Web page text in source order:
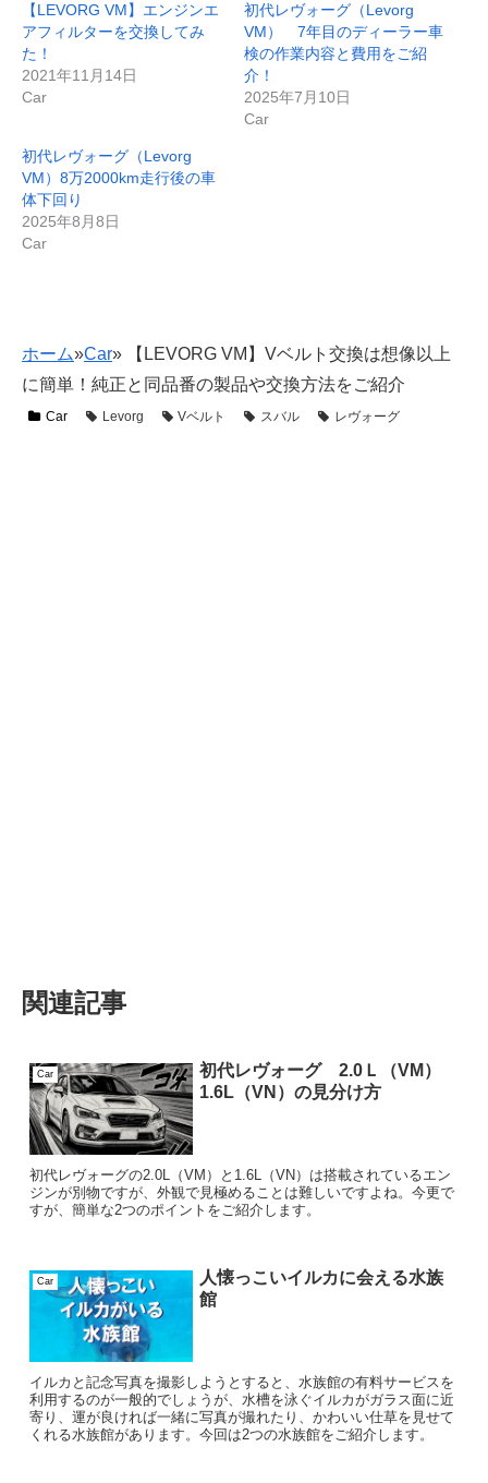
【LEVORG VM】エンジンエ
アフィルターを交換してみ
た！
2021年11月14日
Car
初代レヴォーグ（Levorg
VM） 7年目のディーラー車
検の作業内容と費用をご紹
介！
2025年7月10日
Car
初代レヴォーグ（Levorg
VM）8万2000km走行後の車
体下回り
2025年8月8日
Car
ホーム»Car» 【LEVORG VM】Vベルト交換は想像以上
に簡単！純正と同品番の製品や交換方法をご紹介
Car Levorg Vベルト スバル レヴォーグ
関連記事
Car
初代レヴォーグ 2.0Ｌ（VM）
1.6L（VN）の見分け方
初代レヴォーグの2.0L（VM）と1.6L（VN）は搭載されているエン
ジンが別物ですが、外観で見極めることは難しいですよね。今更で
すが、簡単な2つのポイントをご紹介します。
Car
人懐っこいイルカに会える水族
館
イルカと記念写真を撮影しようとすると、水族館の有料サービスを
利用するのが一般的でしょうが、水槽を泳ぐイルカがガラス面に近
寄り、運が良ければ一緒に写真が撮れたり、かわいい仕草を見せて
くれる水族館があります。今回は2つの水族館をご紹介します。